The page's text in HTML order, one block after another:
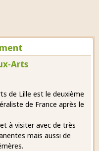
Arts
de Lille est le deuxième
de France après le
à visiter avec de très
mais aussi de